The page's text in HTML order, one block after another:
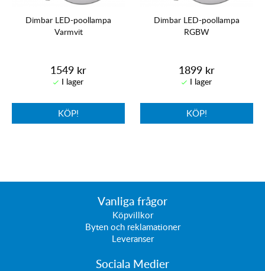
Dimbar LED-poollampa
Varmvit
1549 kr
KÖP!
Dimbar LED-poollampa
RGBW
1899 kr
KÖP!
Vanliga frågor
Köpvillkor
Byten och reklamationer
Leveranser
Sociala Medier